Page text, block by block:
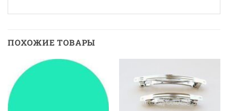
ПОХОЖИЕ ТОВАРЫ